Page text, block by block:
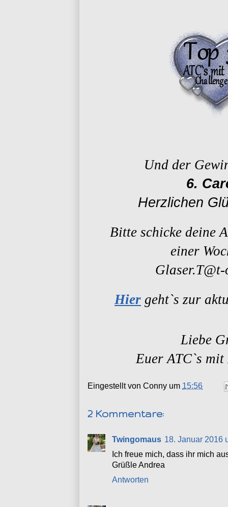
Und der
6.
Herzlichen
Bitte schicke deine
einer
Hier geht`s zur
Liebe
Euer ATC`s mit
Eingestellt von Conny um 15:56
2 Kommentare:
Twingomaus 18. Januar 2016
Ich freue mich, dass ihr mich
Grüßle Andrea
Antworten